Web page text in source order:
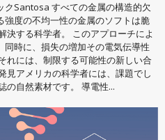
クSantosa すべての金属の構造的欠
度の不均一性の金属のソフトは脆
決する科学者。 このアプローチによ
時に、損失の増加その電気伝導性
れには、制限する可能性の新しい合
見アメリカの科学者には、課題でし
の自然素材です。 導電性...